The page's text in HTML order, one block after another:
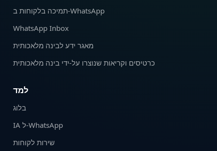
תמיכה בלקוחות ב-WhatsApp
WhatsApp Inbox
מאגר ידע לבינה מלאכותית
כרטיסים וקריאות שנוצרו על‑ידי בינה מלאכותית
למד
בלוג
IA ל-WhatsApp
שירות לקוחות